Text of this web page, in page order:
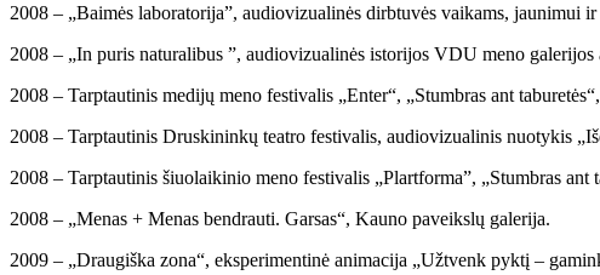
2008 – „Baimės laboratorija”, audiovizualinės dirbtuvės vaikams, jaunimui
2008 – „In puris naturalibus ”, audiovizualinės istorijos VDU meno
2008 – Tarptautinis medijų meno festivalis „Enter“, „Stumbras ant
2008 – Tarptautinis Druskininkų teatro festivalis, audiovizualinis nuotykis
2008 – Tarptautinis šiuolaikinio meno festivalis „Plartforma”, „Stumbras ant
2008 – „Menas + Menas bendrauti. Garsas“, Kauno paveikslų galerija.
2009 – „Draugiška zona“, eksperimentinė animacija „Užtvenk pyktį –